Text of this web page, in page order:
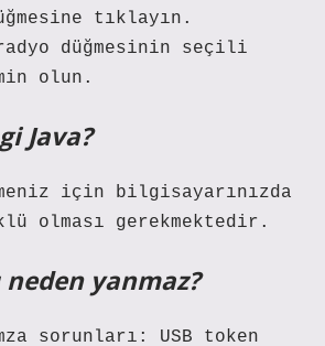
tıklayın.
düğmesinin seçili
olun.
Java?
için bilgisayarınızda
olması gerekmektedir.
neden yanmaz?
sorunları: USB token